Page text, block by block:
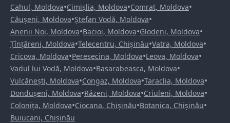
Cahul, Moldova•Cimișlia, Moldova•Comrat, Moldova•
Căușeni, Moldova•Ștefan Vodă, Moldova•
Anenii Noi, Moldova•Bacioi, Moldova•Glodeni, Moldova•
Țînțăreni, Moldova•Telecentru, Chișinău•Vatra, Moldova•
Cricova, Moldova•Peresecina, Moldova•Leova, Moldova•
Vadul lui Vodă, Moldova•Basarabeasca, Moldova•
Vulcănești, Moldova•Congaz, Moldova•Taraclia, Moldova•
Dondușeni, Moldova•Răzeni, Moldova•Criuleni, Moldova•
Colonița, Moldova•Ciocana, Chișinău•Botanica, Chișinău•
Buiucani, Chișinău